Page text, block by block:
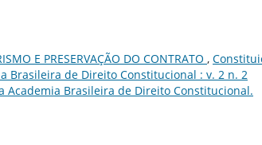
E PRESERVAÇÃO DO CONTRATO ,
Brasileira de Direito Constitucional : v. 2 n. 2
Academia Brasileira de Direito Constitucional.